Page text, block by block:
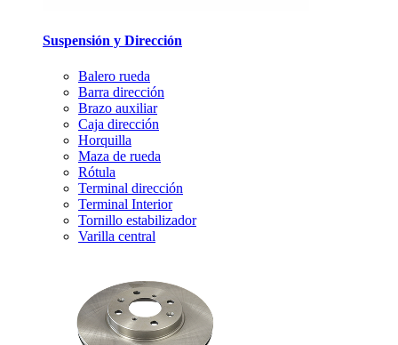
Suspensión y Dirección
Balero rueda
Barra dirección
Brazo auxiliar
Caja dirección
Horquilla
Maza de rueda
Rótula
Terminal dirección
Terminal Interior
Tornillo estabilizador
Varilla central